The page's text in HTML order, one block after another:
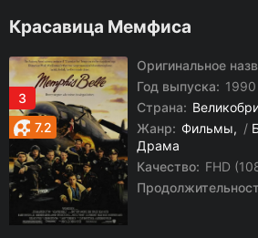
Красавица Мемфиса
3
7.2
Оригинальное
Год выпуска: 1990
Страна:
Жанр: Фильмы /
Драма
Качество: FHD